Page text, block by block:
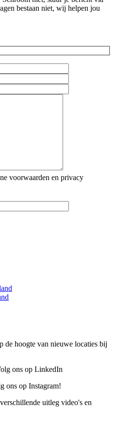
bestaan niet, wij helpen jou
voorwaarden en privacy
de hoogte van nieuwe locaties bij
ons op LinkedIn
ons op Instagram!
uitleg video's en